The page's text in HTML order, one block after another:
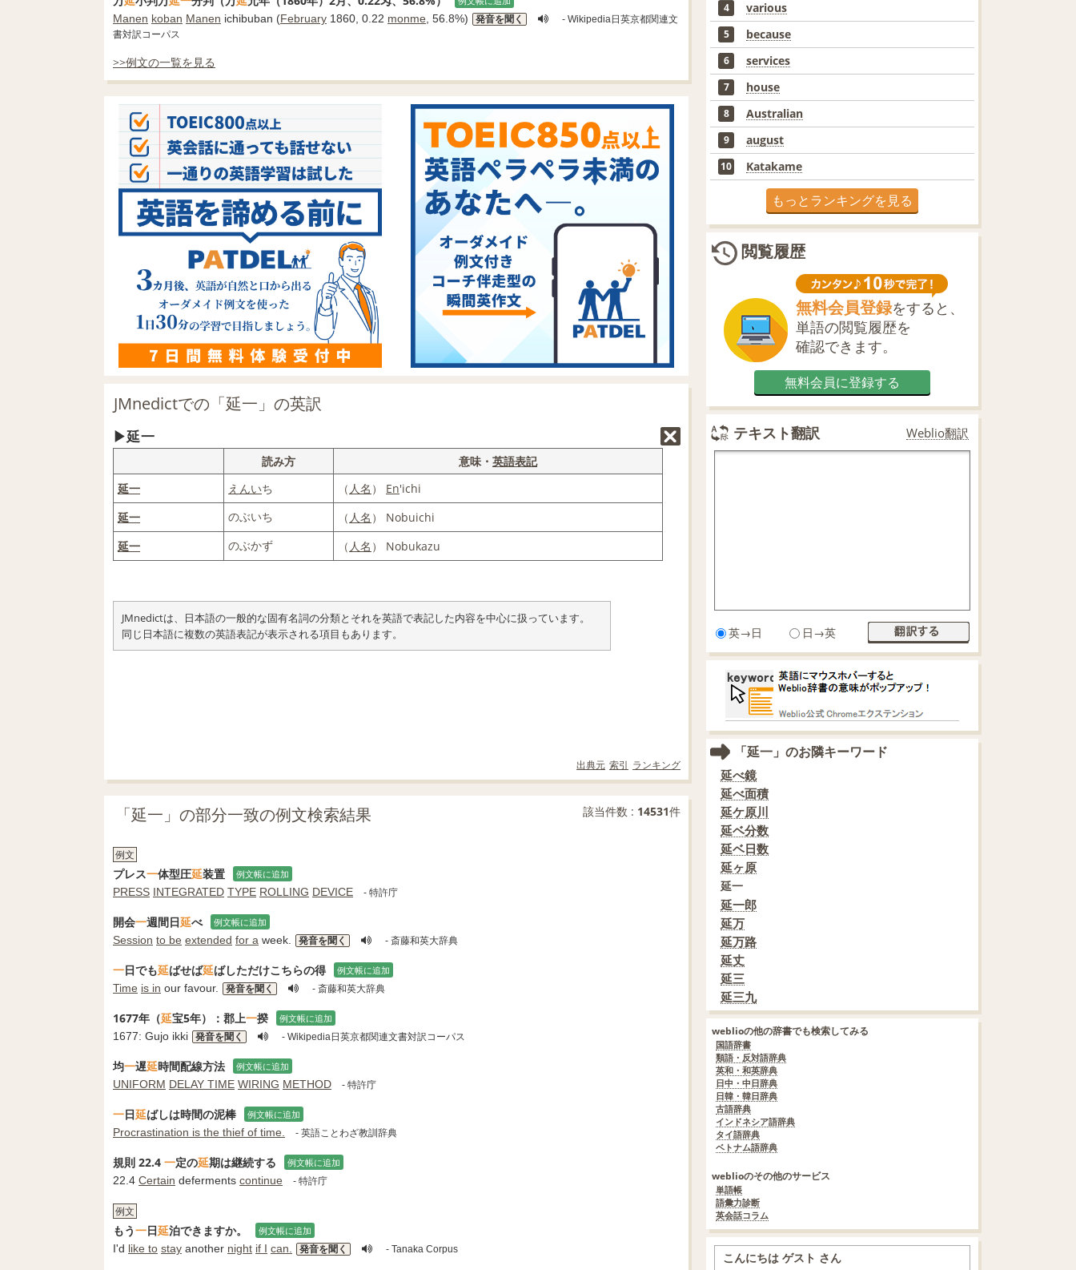
Manen koban Manen ichibuban (February 1860, 0.22 monme , 56.8%) 発音を聞く
- Wikipedia日英京都関連文
書対訳コーパス
>>例文の一覧を見る
JMnedictでの「延一」の英訳
延一
読み方 意味・ 英語表記
延一 えんいち （ 人名 ） En'ichi
延一 のぶいち （ 人名 ） Nobuichi
延一 のぶかず （ 人名 ） Nobukazu
JMnedictは、日本語の一般的な固有名詞の分類とそれを英語で表記した内容を中心に扱っています。
同じ日本語に複数の英語表記が表示される項目もあります。
出典元 索引 ランキング
「延一」の部分一致の例文検索結果 該当件数 : 14531件
例文
プレス一体型圧延装置 例文帳に追加
PRESS INTEGRATED TYPE ROLLING DEVICE - 特許庁
開会一週間日延べ 例文帳に追加
Session to be extended for a week. 発音を聞く - 斎藤和英大辞典
一日でも延ばせば延ばしただけこちらの得 例文帳に追加
Time is in our favour. 発音を聞く - 斎藤和英大辞典
1677年（延宝5年）：郡上一揆 例文帳に追加
1677: Gujo ikki 発音を聞く - Wikipedia日英京都関連文書対訳コーパス
均一遅延時間配線方法 例文帳に追加
UNIFORM DELAY TIME WIRING METHOD - 特許庁
一日延ばしは時間の泥棒 例文帳に追加
Procrastination is the thief of time. - 英語ことわざ教訓辞典
規則 22.4 一定の延期は継続する 例文帳に追加
22.4 Certain deferments continue - 特許庁
例文
もう一日延泊できますか。 例文帳に追加
I'd like to stay another night if I can. 発音を聞く - Tanaka Corpus
4 various
5 because
6 services
7 house
8 Australian
9 august
10 Katakame
もっとランキングを見る
閲覧履歴
無料会員登録をすると、
単語の閲覧履歴を
確認できます。
無料会員に登録する
テキスト翻訳 Weblio翻訳
英→日 日→英
「延一」のお隣キーワード
延べ鏡
延べ面積
延ケ原川
延ベ分数
延ベ日数
延ヶ原
延一
延一郎
延万
延万路
延丈
延三
延三九
weblioの他の辞書でも検索してみる
国語辞書
類語・反対語辞典
英和・和英辞典
日中・中日辞典
日韓・韓日辞典
古語辞典
インドネシア語辞典
タイ語辞典
ベトナム語辞典
weblioのその他のサービス
単語帳
語彙力診断
英会話コラム
こんにちは ゲスト さん